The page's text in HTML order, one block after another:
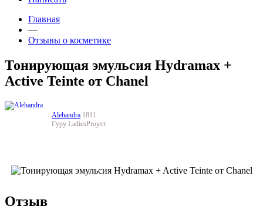
Главная
—
Отзывы о косметике
Тонирующая эмульсия Hydramax +
Active Teinte от Chanel
Alehandra 1811
Гуру LadiesProject
Отзыв